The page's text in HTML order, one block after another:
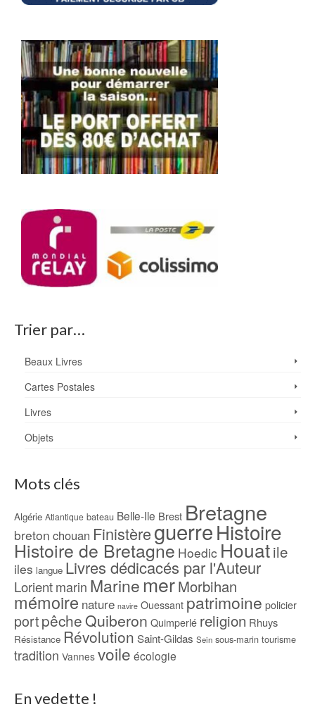
Trier par…
Beaux Livres
Cartes Postales
Livres
Objets
Mots clés
Algérie Atlantique bateau Belle-Ile Brest Bretagne
breton chouan FinistèreguerreHistoire
Histoire de Bretagne Hoedic Houatile
iles langue Livres dédicacés par l'Auteur
Lorientmarin Marine merMorbihan
mémoire nature navire Ouessant patrimoine policier
portpêcheQuiberon Quimperlé religion Rhuys
Résistance Révolution Saint-Gildas Sein sous-marin tourisme
tradition Vannes voile écologie
En vedette !